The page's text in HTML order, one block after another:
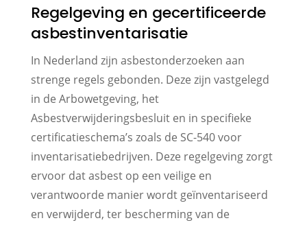
Regelgeving en gecertificeerde
asbestinventarisatie
In Nederland zijn asbestonderzoeken aan
strenge regels gebonden. Deze zijn vastgelegd
in de Arbowetgeving, het
Asbestverwijderingsbesluit en in specifieke
certificatieschema’s zoals de SC-540 voor
inventarisatiebedrijven. Deze regelgeving zorgt
ervoor dat asbest op een veilige en
verantwoorde manier wordt geïnventariseerd
en verwijderd, ter bescherming van de